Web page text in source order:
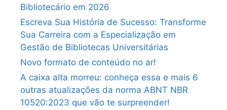
Bibliotecário em 2026
Escreva Sua História de Sucesso: Transforme
Sua Carreira com a Especialização em
Gestão de Bibliotecas Universitárias
Novo formato de conteúdo no ar!
A caixa alta morreu: conheça essa e mais 6
outras atualizações da norma ABNT NBR
10520:2023 que vão te surpreender!